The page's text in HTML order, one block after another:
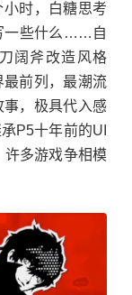
时，白糖思考
一些什么……自
阔斧改造风格
前列，最潮流
，极具代入感
P5十年前的UI
许多游戏争相模